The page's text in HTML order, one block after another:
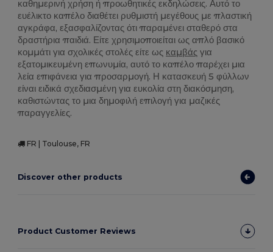
καθημερινή χρήση ή προωθητικές εκδηλώσεις. Αυτό το
ευέλικτο καπέλο διαθέτει ρυθμιστή μεγέθους με πλαστική
αγκράφα, εξασφαλίζοντας ότι παραμένει σταθερό στα
δραστήρια παιδιά. Είτε χρησιμοποιείται ως απλό βασικό
κομμάτι για σχολικές στολές είτε ως καμβάς για
εξατομικευμένη επωνυμία, αυτό το καπέλο παρέχει μια
λεία επιφάνεια για προσαρμογή. Η κατασκευή 5 φύλλων
είναι ειδικά σχεδιασμένη για ευκολία στη διακόσμηση,
καθιστώντας το μια δημοφιλή επιλογή για μαζικές
παραγγελίες.
FR | Toulouse, FR
Discover other products
Product Customer Reviews